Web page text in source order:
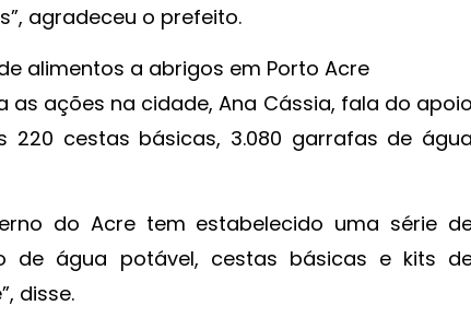
agradeceu o prefeito.
alimentos a abrigos em Porto Acre
as ações na cidade, Ana Cássia, fala do apoio
220 cestas básicas, 3.080 garrafas de água
do Acre tem estabelecido uma série
de água potável, cestas básicas e kits
disse.